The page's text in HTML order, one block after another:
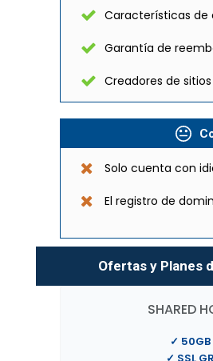
Características de
Garantía de
Creadores de
Solo cuenta con
El registro de
Ofertas y Planes
SHARED
✓ 50GB